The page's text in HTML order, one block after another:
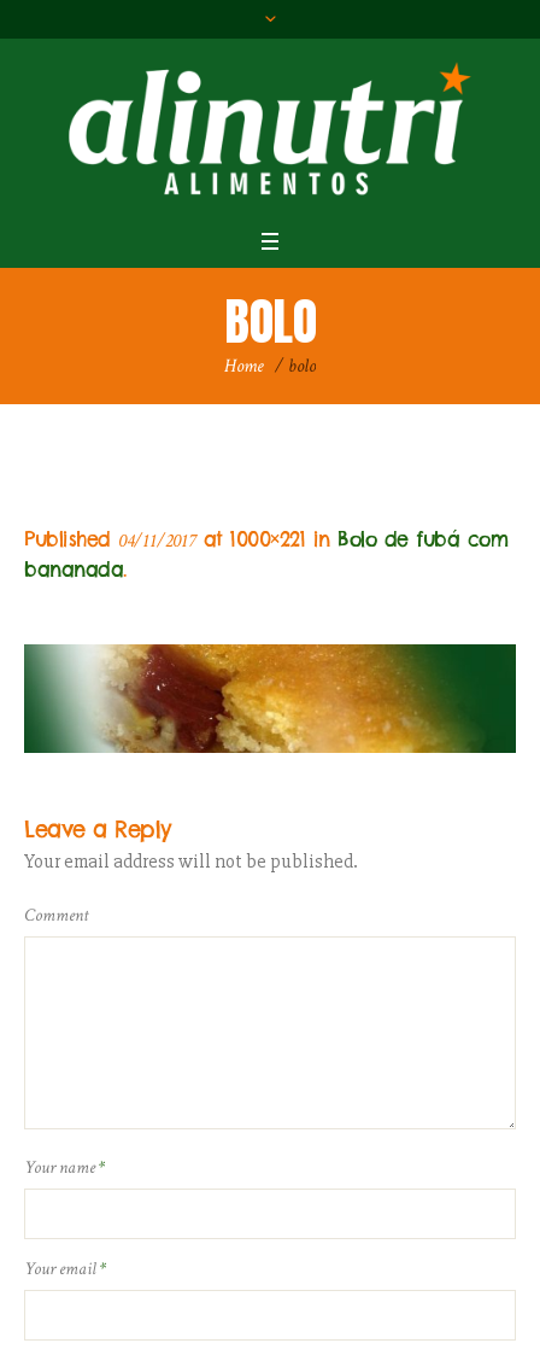
BOLO
Home /bolo
Published 04/11/2017at 1000×221 in Bolo de fubá com
bananada.
Leave a Reply
Your email address will not be published.
Comment
Your name*
Your email*